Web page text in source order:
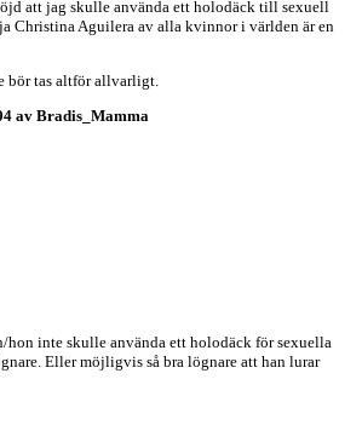
att jag skulle använda ett holodäck till sexuell
Christina Aguilera av alla kvinnor i världen är en
bör tas altför allvarligt.
av Bradis_Mamma
hon inte skulle använda ett holodäck för sexuella
Eller möjligvis så bra lögnare att han lurar